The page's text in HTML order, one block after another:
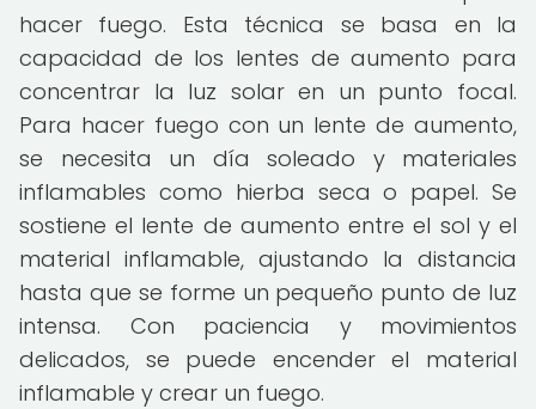
hacer fuego. Esta técnica se basa en la
capacidad de los lentes de aumento para
concentrar la luz solar en un punto focal.
Para hacer fuego con un lente de aumento,
se necesita un día soleado y materiales
inflamables como hierba seca o papel. Se
sostiene el lente de aumento entre el sol y el
material inflamable, ajustando la distancia
hasta que se forme un pequeño punto de luz
intensa. Con paciencia y movimientos
delicados, se puede encender el material
inflamable y crear un fuego.